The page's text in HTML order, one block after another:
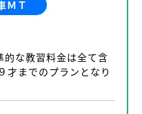
ＭＴ
的な教習料金は全て含
才までのプランとなり